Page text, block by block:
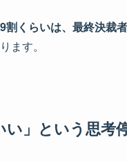
割くらいは、最終決裁
ます。
い」という思考